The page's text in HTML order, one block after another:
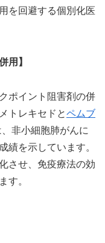
を回避する個別化医
用】
ポイント阻害剤の併
トレキセドとペムブ
非小細胞肺がんに
績を示しています。
させ、免疫療法の効
す。